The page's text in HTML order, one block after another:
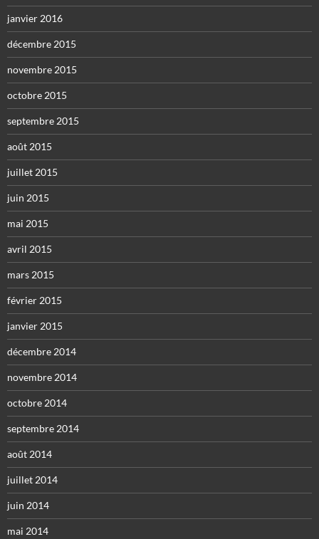
janvier 2016
décembre 2015
novembre 2015
octobre 2015
septembre 2015
août 2015
juillet 2015
juin 2015
mai 2015
avril 2015
mars 2015
février 2015
janvier 2015
décembre 2014
novembre 2014
octobre 2014
septembre 2014
août 2014
juillet 2014
juin 2014
mai 2014